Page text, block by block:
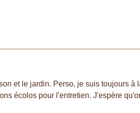
et le jardin. Perso, je suis toujours à
écolos pour l'entretien. J'espère